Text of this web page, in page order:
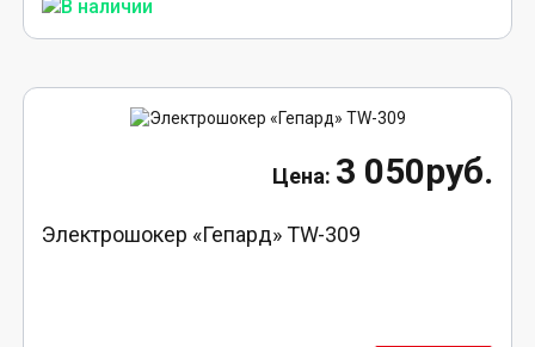
3 050руб.
Электрошокер «Гепард» TW-309